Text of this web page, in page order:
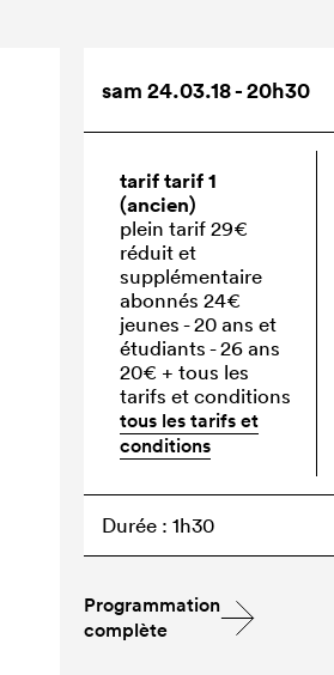
sam 24.03.18 - 20h30
tarif tarif 1
(ancien)
plein tarif 29€
réduit et
supplémentaire
abonnés 24€
jeunes - 20 ans et
étudiants - 26 ans
20€ + tous les
tarifs et conditions
tous les tarifs et
conditions
Durée : 1h30
Programmation
complète